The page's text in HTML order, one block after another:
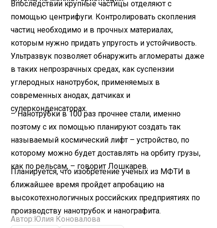
Впоследствии крупные частицы отделяют с
помощью центрифуги. Контролировать скопления
частиц необходимо и в прочных материалах,
которым нужно придать упругость и устойчивость.
Ультразвук позволяет обнаружить агломераты даже
в таких непрозрачных средах, как суспензии
углеродных нанотрубок, применяемых в
современных анодах, датчиках и
суперконденсаторах.
– Нанотрубки в 100 раз прочнее стали, именно
поэтому с их помощью планируют создать так
называемый космический лифт – устройство, по
которому можно будет доставлять на орбиту грузы,
как по рельсам, – говорит Лошкарев.
Планируется, что изобретение ученых из МФТИ в
ближайшее время пройдет апробацию на
высокотехнологичных российских предприятиях по
производству нанотрубок и нанографита.
Автор:Юлия Коновалова